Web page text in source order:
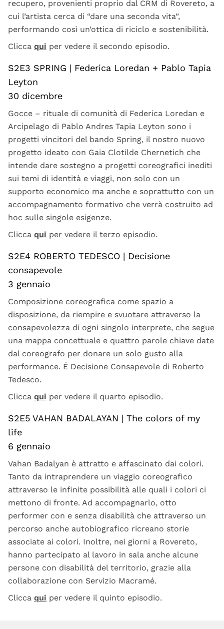
recupero, provenienti proprio dal CRM di Rovereto, a
cui l’artista cerca di “dare una seconda vita”,
performando così un’ottica di riciclo e sostenibilità.
Clicca qui per vedere il secondo episodio.
S2E3 SPRING | Federica Loredan + Pablo Tapia
Leyton
30 dicembre
Gocce – rituale di comunità di Federica Loredan e
Arcipelago di Pablo Andres Tapia Leyton sono i
progetti vincitori del bando Spring, il nostro nuovo
progetto ideato con Gaia Clotilde Chernetich che
intende dare sostegno a progetti coreografici inediti
sui temi di identità e viaggi, non solo con un
supporto economico ma anche e soprattutto con un
accompagnamento formativo che verrà costruito ad
hoc sulle singole esigenze.
Clicca qui per vedere il terzo episodio.
S2E4 ROBERTO TEDESCO | Decisione
consapevole
3 gennaio
Composizione coreografica come spazio a
disposizione, da riempire e svuotare attraverso la
consapevolezza di ogni singolo interprete, che segue
una mappa concettuale e quattro parole chiave date
dal coreografo per donare un solo gusto alla
performance. É Decisione Consapevole di Roberto
Tedesco.
Clicca qui per vedere il quarto episodio.
S2E5 VAHAN BADALAYAN | The colors of my
life
6 gennaio
Vahan Badalyan è attratto e affascinato dai colori.
Tanto da intraprendere un viaggio coreografico
attraverso le infinite possibilità alle quali i colori ci
mettono di fronte. Ad accompagnarlo, otto
performer con e senza disabilità che attraverso un
percorso anche autobiografico ricreano storie
associate ai colori. Inoltre, nei giorni a Rovereto,
hanno partecipato al lavoro in sala anche alcune
persone con disabilità del territorio, grazie alla
collaborazione con Servizio Macramé.
Clicca qui per vedere il quinto episodio.